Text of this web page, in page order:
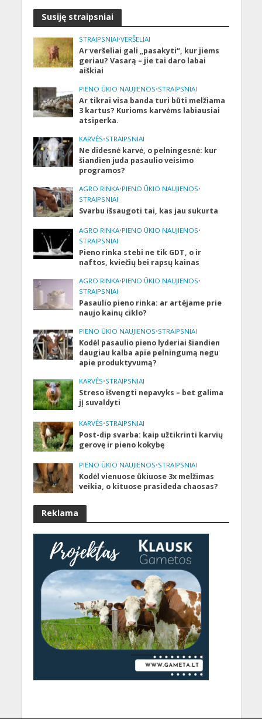
Susiję straipsniai
STRAIPSNIAI•VERŠELIAI
Ar veršeliai gali „pasakyti“, kur jiems
geriau? Vasarą – jie tai daro labai
aiškiai
PIENO ŪKIO NAUJIENOS•STRAIPSNIAI
Ar tikrai visa banda turi būti melžiama
3 kartus? Kurioms karvėms labiausiai
atsiperka.
KARVĖS•STRAIPSNIAI
Ne didesnė karvė, o pelningesnė: kur
šiandien juda pasaulio veisimo
programos?
AGRO RINKA•PIENO ŪKIO NAUJIENOS•
STRAIPSNIAI
Svarbu išsaugoti tai, kas jau sukurta
AGRO RINKA•PIENO ŪKIO NAUJIENOS•
STRAIPSNIAI
Pieno rinka stebi ne tik GDT, o ir
naftos, kviečių bei rapsų kainas
AGRO RINKA•PIENO ŪKIO NAUJIENOS•
STRAIPSNIAI
Pasaulio pieno rinka: ar artėjame prie
naujo kainų ciklo?
PIENO ŪKIO NAUJIENOS•STRAIPSNIAI
Kodėl pasaulio pieno lyderiai šiandien
daugiau kalba apie pelningumą negu
apie produktyvumą?
KARVĖS•STRAIPSNIAI
Streso išvengti nepavyks – bet galima
jį suvaldyti
KARVĖS•STRAIPSNIAI
Post-dip svarba: kaip užtikrinti karvių
gerovę ir pieno kokybę
PIENO ŪKIO NAUJIENOS•STRAIPSNIAI
Kodėl vienuose ūkiuose 3x melžimas
veikia, o kituose prasideda chaosas?
Reklama